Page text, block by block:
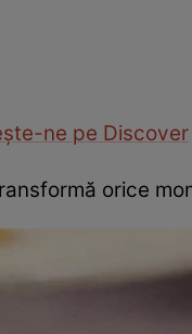
ne pe Discover
orice